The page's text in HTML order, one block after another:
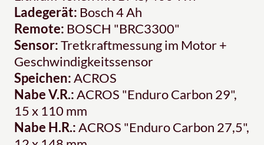
Ladegerät: Bosch 4 Ah
Remote: BOSCH "BRC3300"
Sensor:Tretkraftmessung im Motor +
Geschwindigkeitssensor
Speichen:ACROS
Nabe V.R.:ACROS "Enduro Carbon 29",
15 x 110 mm
Nabe H.R.:ACROS "Enduro Carbon 27,5",